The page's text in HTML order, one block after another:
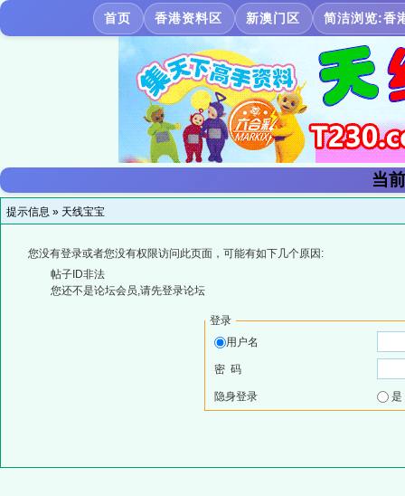
首页 香港资料区 新澳门区 简洁浏览:香
当
提示信息 » 天线宝宝
您没有登录或者您没有权限访问此页面，可能有如下几个原因:
帖子ID非法
您还不是论坛会员,请先登录论坛
登录
用户名
密 码
隐身登录